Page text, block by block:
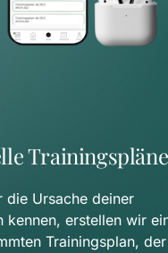
Trainingspläne
die Ursache deiner
kennen, erstellen wir
Trainingsplan,